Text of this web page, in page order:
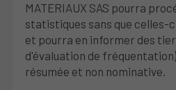
MATERIAUX SAS pourra
statistiques sans que celles-
et pourra en informer des
d'évaluation de
résumée et non nominative.